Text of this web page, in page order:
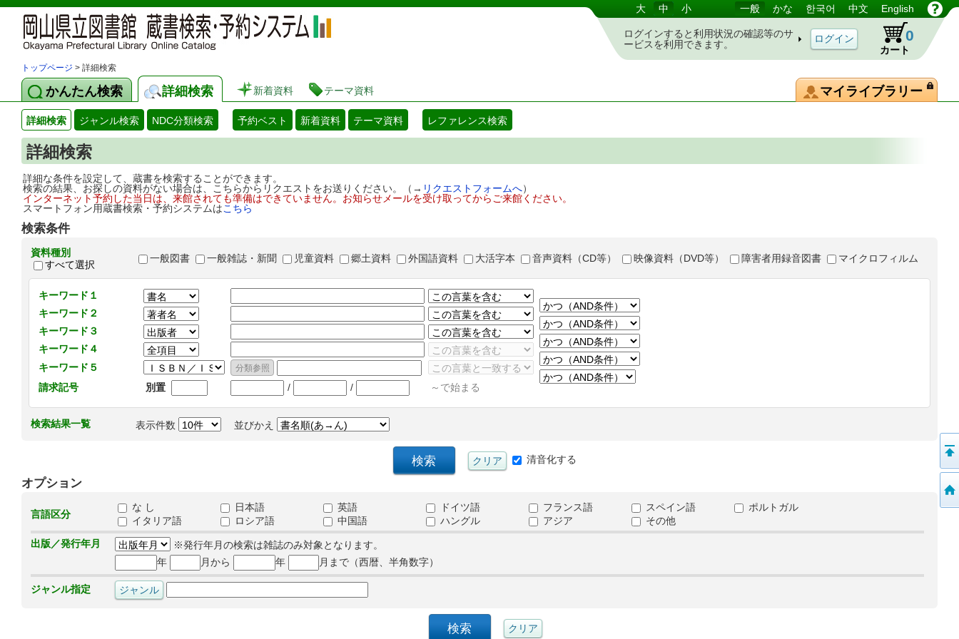
岡山県立図書館 蔵書検索・予約システム 大 中 小 一般 かな 한국어 中文 English
ログインすると利用状況の確認等のサ
ービスを利用できます。
カート
0
トップページ > 詳細検索
かんたん検索 詳細検索 新着資料 テーマ資料 マイライブラリー
詳細検索 ジャンル検索 NDC分類検索 予約ベスト 新着資料 テーマ資料 レファレンス検索
詳細検索
詳細な条件を設定して、蔵書を検索することができます。
検索の結果、お探しの資料がない場合は、こちらからリクエストをお送りください。（→ リクエストフォームへ）
インターネット予約した当日は、来館されても準備はできていません。お知らせメールを受け取ってからご来館ください。
スマートフォン用蔵書検索・予約システムはこちら
検索条件
資料種別
すべて選択
一般図書 一般雑誌・新聞 児童資料 郷土資料 外国語資料 大活字本 音声資料（CD等） 映像資料（DVD等） 障害者用録音図書 マイクロフィルム
キーワード１
キーワード２
キーワード３
キーワード４
キーワード５
請求記号
別置 / / ～で始まる
検索結果一覧 表示件数 並びかえ
清音化する
オプション
言語区分
な し 日本語 英語 ドイツ語 フランス語 スペイン語
ポルトガル
イタリア語
ロシア語 中国語 ハングル アジア
その他
出版／発行年月
※発行年月の検索は雑誌のみ対象となります。
年
月から 年 月まで（西暦、半角数字）
ジャンル指定